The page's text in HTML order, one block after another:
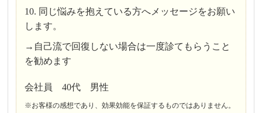
10. 同じ悩みを抱えている方へメッセージをお願い
します。
→自己流で回復しない場合は一度診てもらうこと
を勧めます
会社員 40代 男性
※お客様の感想であり、効果効能を保証するものではありません。